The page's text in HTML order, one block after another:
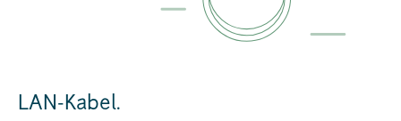
LAN-Kabel.